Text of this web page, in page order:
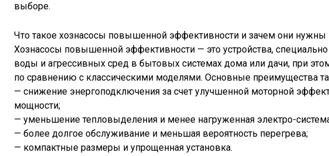
выборе.
Что такое хознасосы повышенной эффективности и зачем они нужны
Хознасосы повышенной эффективности — это устройства,
воды и агрессивных сред в бытовых системах дома или дачи, при
по сравнению с классическими моделями. Основные преимущества
— снижение энергоподключения за счет улучшенной моторной
мощности;
— уменьшение тепловыделения и менее нагруженная электро-
— более долгое обслуживание и меньшая вероятность перегрева;
— компактные размеры и упрощенная установка.